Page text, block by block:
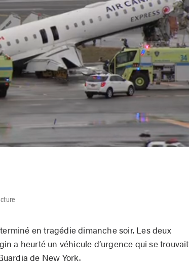
en tragédie dimanche soir. Les deux
a heurté un véhicule d’urgence qui se trouvait
de New York.